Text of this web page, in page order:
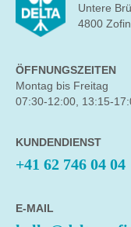
Untere
4800
ÖFFNUNGSZEITEN
Montag bis Freitag
07:30-12:00, 13:15-
KUNDENDIENST
+41 62 746 04 04
E-MAIL